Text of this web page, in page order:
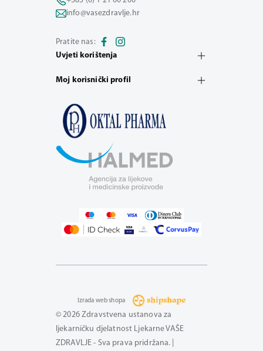
info@vasezdravlje.hr
Pratite nas:
Uvjeti korištenja
Moj korisnički profil
© 2026 Zdravstvena ustanova za
ljekarničku djelatnost Ljekarne VAŠE
ZDRAVLJE - Sva prava pridržana. |
Izrada web shopa